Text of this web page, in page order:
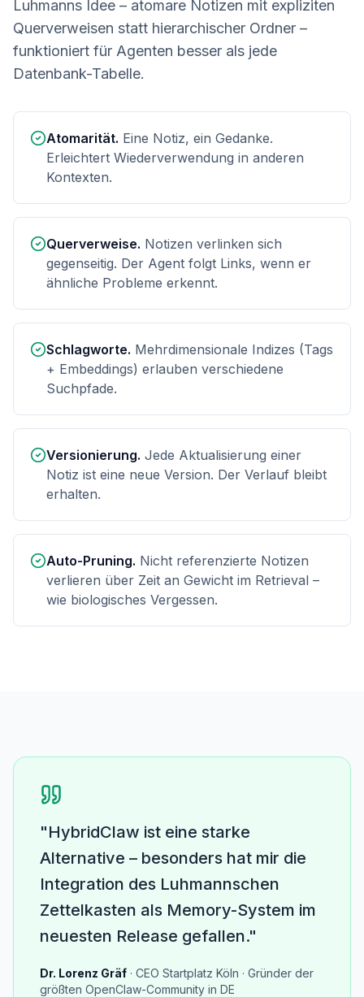
Luhmanns Idee – atomare Notizen mit expliziten
Querverweisen statt hierarchischer Ordner –
funktioniert für Agenten besser als jede
Datenbank-Tabelle.
Atomarität. Eine Notiz, ein Gedanke.
Erleichtert Wiederverwendung in anderen
Kontexten.
Querverweise. Notizen verlinken sich
gegenseitig. Der Agent folgt Links, wenn er
ähnliche Probleme erkennt.
Schlagworte. Mehrdimensionale Indizes (Tags
+ Embeddings) erlauben verschiedene
Suchpfade.
Versionierung. Jede Aktualisierung einer
Notiz ist eine neue Version. Der Verlauf bleibt
erhalten.
Auto-Pruning. Nicht referenzierte Notizen
verlieren über Zeit an Gewicht im Retrieval –
wie biologisches Vergessen.
"HybridClaw ist eine starke
Alternative – besonders hat mir die
Integration des Luhmannschen
Zettelkasten als Memory-System im
neuesten Release gefallen."
Dr. Lorenz Gräf · CEO Startplatz Köln · Gründer der
größten OpenClaw-Community in DE